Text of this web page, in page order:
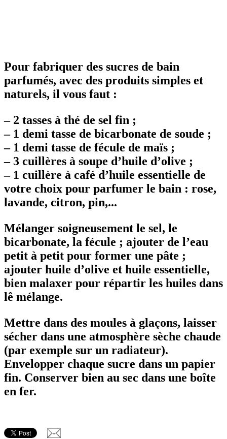
Pour fabriquer des sucres de bain
parfumés, avec des produits simples et
naturels, il vous faut :
–2 tasses à thé de sel fin ;
–1 demi tasse de bicarbonate de soude ;
–1 demi tasse de fécule de maïs ;
–3 cuillères à soupe d’huile d’olive ;
–1 cuillère à café d’huile essentielle de
votre choix pour parfumer le bain : rose,
lavande, citron, pin,...
Mélanger soigneusement le sel, le
bicarbonate, la fécule ; ajouter de l’eau
petit à petit pour former une pâte ;
ajouter huile d’olive et huile essentielle,
bien malaxer pour répartir les huiles dans
lê mélange.
Mettre dans des moules à glaçons, laisser
sécher dans une atmosphère sèche chaude
(par exemple sur un radiateur).
Envelopper chaque sucre dans un papier
fin. Conserver bien au sec dans une boîte
en fer.